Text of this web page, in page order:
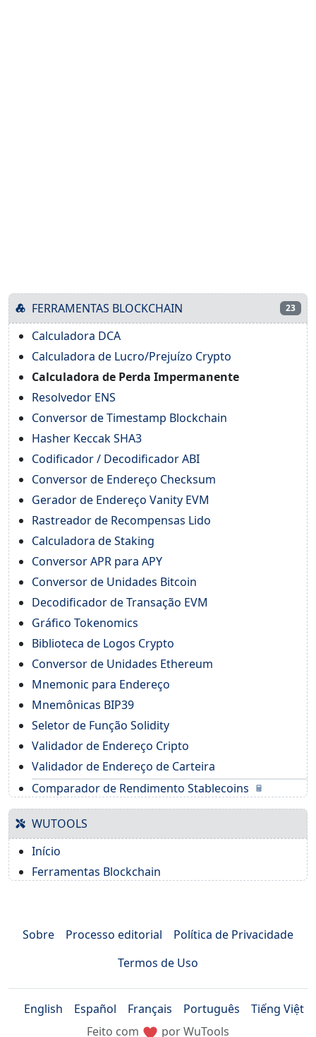
FERRAMENTAS BLOCKCHAIN 23
Calculadora DCA
Calculadora de Lucro/Prejuízo Crypto
Calculadora de Perda Impermanente
Resolvedor ENS
Conversor de Timestamp Blockchain
Hasher Keccak SHA3
Codificador / Decodificador ABI
Conversor de Endereço Checksum
Gerador de Endereço Vanity EVM
Rastreador de Recompensas Lido
Calculadora de Staking
Conversor APR para APY
Conversor de Unidades Bitcoin
Decodificador de Transação EVM
Gráfico Tokenomics
Biblioteca de Logos Crypto
Conversor de Unidades Ethereum
Mnemonic para Endereço
Mnemônicas BIP39
Seletor de Função Solidity
Validador de Endereço Cripto
Validador de Endereço de Carteira
Comparador de Rendimento Stablecoins
WUTOOLS
Início
Ferramentas Blockchain
Sobre Processo editorial
Política de Privacidade
Termos de Uso
English Español Français Português
Tiếng Việt
Feito com
por WuTools